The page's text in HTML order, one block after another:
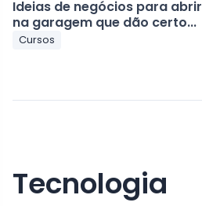
Ideias de negócios para abrir
na garagem que dão certo...
Cursos
Tecnologia